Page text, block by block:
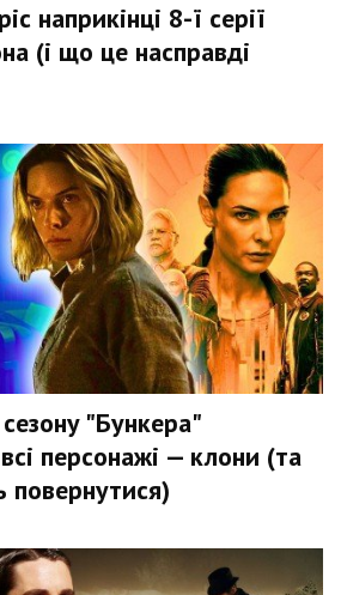
наприкінці 8-ї серії
(і що це насправді
"Бункера"
персонажі — клони (та